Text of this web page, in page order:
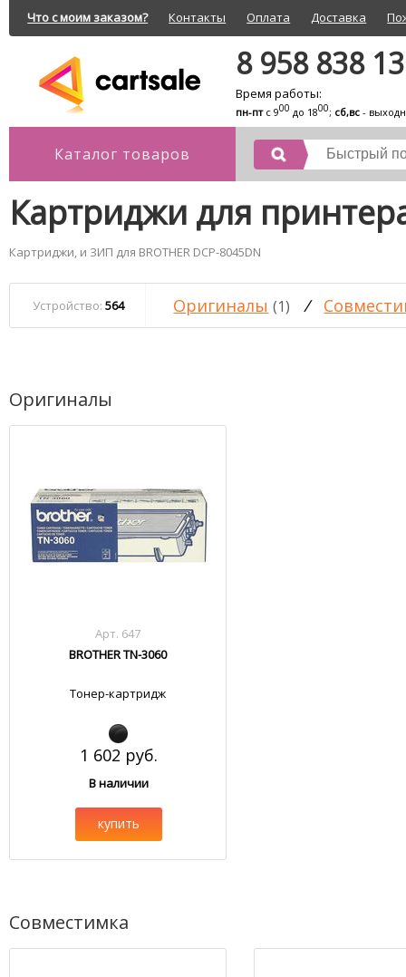
Что с моим заказом? Контакты Оплата Доставка
8 958 838
Время работы:
пн-птс 900 до 1800; сб,вс -
Каталог товаров
Картриджи для
Картриджи, и ЗИП для BROTHER DCP-8045DN
Устройство: 564 Оригиналы (1) /
Оригиналы
Арт. 647
BROTHER TN-3060
Тонер-картридж
1 602 руб.
В наличии
купить
Совместимка